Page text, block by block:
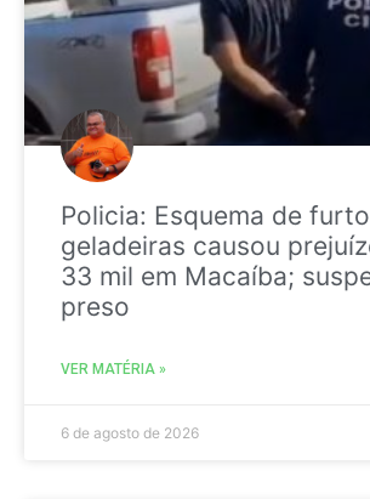
Policia: Esquema de
geladeiras causou
33 mil em Macaíba;
preso
VER MATÉRIA »
6 de agosto de 2026